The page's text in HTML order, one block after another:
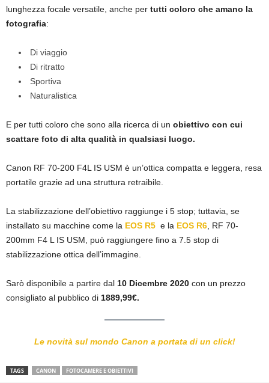
lunghezza focale versatile, anche per tutti coloro che amano la
fotografia:
Di viaggio
Di ritratto
Sportiva
Naturalistica
E per tutti coloro che sono alla ricerca di un obiettivo con cui
scattare foto di alta qualità in qualsiasi luogo.
Canon RF 70-200 F4L IS USM è un’ottica compatta e leggera, resa
portatile grazie ad una struttura retraibile.
La stabilizzazione dell’obiettivo raggiunge i 5 stop; tuttavia, se
installato su macchine come la EOS R5 e la EOS R6 , RF 70-
200mm F4 L IS USM, può raggiungere fino a 7.5 stop di
stabilizzazione ottica dell’immagine.
Sarò disponibile a partire dal 10 Dicembre 2020 con un prezzo
consigliato al pubblico di 1889,99€.
Le novità sul mondo Canon a portata di un click!
TAGS CANON FOTOCAMERE E OBIETTIVI